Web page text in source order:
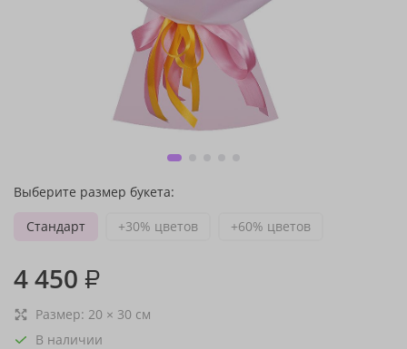
Выберите размер букета:
Стандарт
+30% цветов +60% цветов
4 450 ₽
Размер: 20 × 30 см
В наличии